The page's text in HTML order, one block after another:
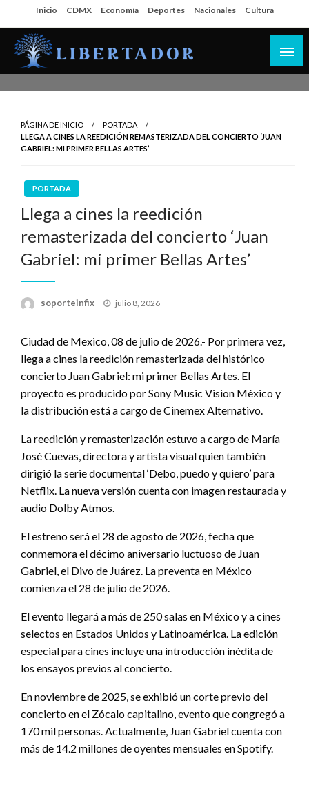
al
contenido
Inicio CDMX Economía Deportes Nacionales Cultura
PÁGINA DE INICIO
PORTADA
LLEGA A CINES LA REEDICIÓN REMASTERIZADA DEL CONCIERTO ‘JUAN
GABRIEL: MI PRIMER BELLAS ARTES’
PORTADA
Llega a cines la reedición
remasterizada del concierto ‘Juan
Gabriel: mi primer Bellas Artes’
soporteinfix
Publicado
julio 8, 2026
Ciudad de Mexico, 08 de julio de 2026.- Por primera vez,
llega a cines la reedición remasterizada del histórico
concierto Juan Gabriel: mi primer Bellas Artes. El
proyecto es producido por Sony Music Vision México y
la distribución está a cargo de Cinemex Alternativo.
La reedición y remasterización estuvo a cargo de María
José Cuevas, directora y artista visual quien también
dirigió la serie documental ‘Debo, puedo y quiero’ para
Netflix. La nueva versión cuenta con imagen restaurada y
audio Dolby Atmos.
El estreno será el 28 de agosto de 2026, fecha que
conmemora el décimo aniversario luctuoso de Juan
Gabriel, el Divo de Juárez. La preventa en México
comienza el 28 de julio de 2026.
El evento llegará a más de 250 salas en México y a cines
selectos en Estados Unidos y Latinoamérica. La edición
especial para cines incluye una introducción inédita de
los ensayos previos al concierto.
En noviembre de 2025, se exhibió un corte previo del
concierto en el Zócalo capitalino, evento que congregó a
170 mil personas. Actualmente, Juan Gabriel cuenta con
más de 14.2 millones de oyentes mensuales en Spotify.